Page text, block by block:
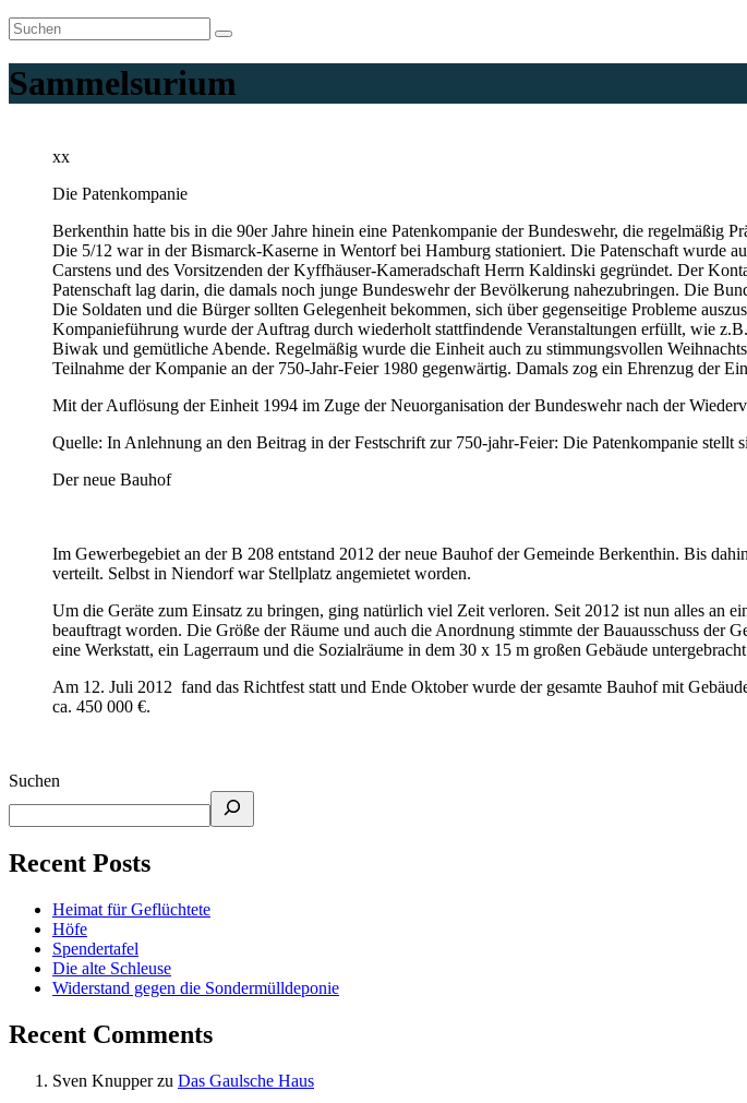
Sammelsurium
xx
Die Patenkompanie
Berkenthin hatte bis in die 90er Jahre hinein eine Patenkompanie der Bundeswehr, die regelmäßig
Die 5/12 war in der Bismarck-Kaserne in Wentorf bei Hamburg stationiert. Die Patenschaft wurde
Carstens und des Vorsitzenden der Kyffhäuser-Kameradschaft Herrn Kaldinski gegründet. Der
Patenschaft lag darin, die damals noch junge Bundeswehr der Bevölkerung nahezubringen. Die
Die Soldaten und die Bürger sollten Gelegenheit bekommen, sich über gegenseitige Probleme
Kompanieführung wurde der Auftrag durch wiederholt stattfindende Veranstaltungen erfüllt, wie
Biwak und gemütliche Abende. Regelmäßig wurde die Einheit auch zu stimmungsvollen
Teilnahme der Kompanie an der 750-Jahr-Feier 1980 gegenwärtig. Damals zog ein Ehrenzug der
Mit der Auflösung der Einheit 1994 im Zuge der Neuorganisation der Bundeswehr nach der
Quelle: In Anlehnung an den Beitrag in der Festschrift zur 750-jahr-Feier: Die Patenkompanie stellt
Der neue Bauhof
Im Gewerbegebiet an der B 208 entstand 2012 der neue Bauhof der Gemeinde Berkenthin. Bis
verteilt. Selbst in Niendorf war Stellplatz angemietet worden.
Um die Geräte zum Einsatz zu bringen, ging natürlich viel Zeit verloren. Seit 2012 ist nun alles an
beauftragt worden. Die Größe der Räume und auch die Anordnung stimmte der Bauausschuss
eine Werkstatt, ein Lagerraum und die Sozialräume in dem 30 x 15 m großen Gebäude
Am 12. Juli 2012 fand das Richtfest statt und Ende Oktober wurde der gesamte Bauhof mit
ca. 450 000 €.
Suchen
Recent Posts
Heimat für Geflüchtete
Höfe
Spendertafel
Die alte Schleuse
Widerstand gegen die Sondermülldeponie
Recent Comments
Sven Knupperzu Das Gaulsche Haus